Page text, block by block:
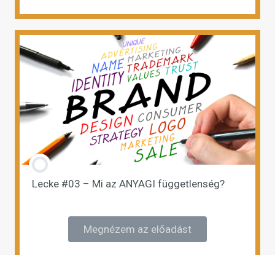
Lecke #03 – Mi az ANYAGI függetlenség?
Megnézem az előadást